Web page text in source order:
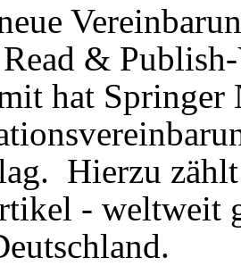
&
hat Springer
Hierzu
- weltweit